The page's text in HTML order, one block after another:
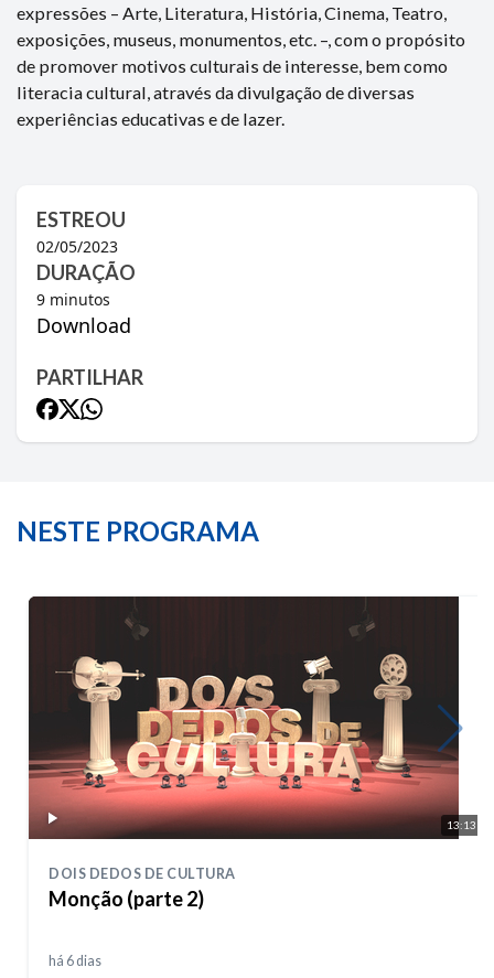
expressões – Arte, Literatura, História, Cinema, Teatro,
exposições, museus, monumentos, etc. –, com o propósito
de promover motivos culturais de interesse, bem como
literacia cultural, através da divulgação de diversas
experiências educativas e de lazer.
ESTREOU
02/05/2023
DURAÇÃO
9 minutos
Download
PARTILHAR
NESTE PROGRAMA
13:13
DOIS DEDOS DE CULTURA
Monção (parte 2)
há 6 dias